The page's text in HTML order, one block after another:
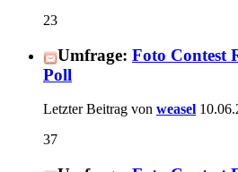
23
Umfrage: Foto Contest
Poll
Letzter Beitrag von weasel
37